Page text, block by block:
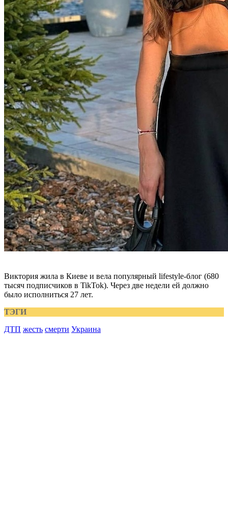
Виктория жила в Киеве и вела популярный lifestyle-блог (680
тысяч подписчиков в TikTok). Через две недели ей должно
было исполниться 27 лет.
ТЭГИ
ДТП жесть смерти Украина